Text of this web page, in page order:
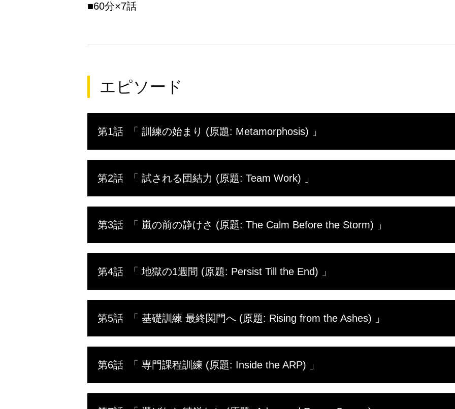
■60分×7話
エピソード
第1話 「 訓練の始まり (原題: Metamorphosis) 」
志願者には新兵だけでなく現役の兵士や士官も含まれ、その経
生たちは初日から過酷な水陸偵察訓練の洗礼を受け、悪天候や
さえ予期せぬ事態が持ち上がり、訓練課程全体の見直しを迫ら
わたる訓練を無事に乗り切ることができるのか？
第2話 「 試される団結力 (原題: Team Work) 」
だ。適性のない者は容赦なくふるい落とされる。果たして何人
合格した者にも安息の時はない。地獄のようなストレッチ、死
続くボート訓練。訓練生たちはとことんしごかれ、体力は限界
の体に異変が…。現場はかつてない緊迫に包まれる。
第3話 「 嵐の前の静けさ (原題: The Calm Before the Storm) 」
ストレッチやボート訓練に加え、2人1組でゴールを目指す遠泳
と行われる。炎天下の中、フル装備で臨んだ近接戦闘訓練では
訓練が中断されることはない。"地獄の1週間"と呼ばれる難関を
ながらも、訓練生たちは全力で立ち向かう。
第4話 「 地獄の1週間 (原題: Persist Till the End) 」
練生に許されるのは仮眠だけという過酷さだ。落ちこぼれのメ
を繰り返す。しかしその言葉とは裏腹に、土壇場で底力を発揮
た。そんな彼の姿に、他の訓練生の士気も高まる。果たして彼
きるのか？
第5話 「 基礎訓練 最終関門へ (原題: Rising from the Ashes) 」
不休で各種の試験が課される"地獄の1週間"では、体力だけでな
期が脱落するなか、幾多の危機を共に乗り越え、絆を深める仲
最終試験、通称"天国への道"に挑む日がやって来る。過酷を極
第6話 「 専門課程訓練 (原題: Inside the ARP) 」